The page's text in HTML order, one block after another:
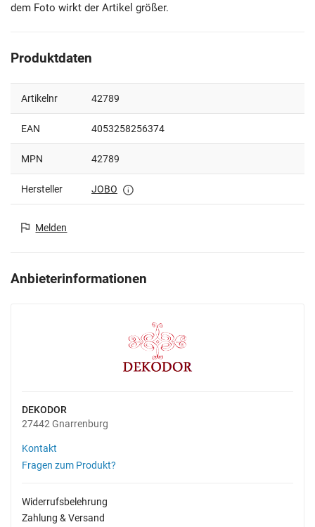
dem Foto wirkt der Artikel größer.
Produktdaten
Artikelnr 42789
EAN 4053258256374
MPN 42789
Hersteller JOBO
Melden
Anbieterinformationen
DEKODOR
27442 Gnarrenburg
Kontakt
Fragen zum Produkt?
Widerrufsbelehrung
Zahlung & Versand